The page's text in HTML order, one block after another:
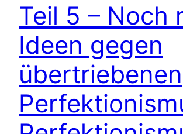
Teil 5 – Noch
Ideen gegen
übertriebenen